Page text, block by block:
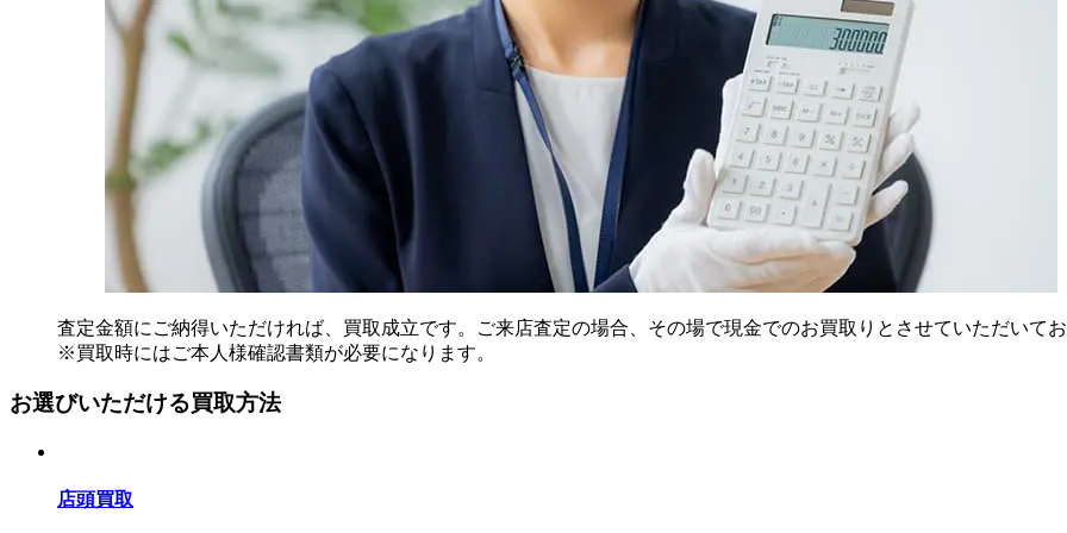
査定金額にご納得いただければ、買取成立です。ご来店査定の場合、その場で現金でのお買取りとさせていただいて
※買取時にはご本人様確認書類が必要になります。
お選びいただける買取方法
店頭買取